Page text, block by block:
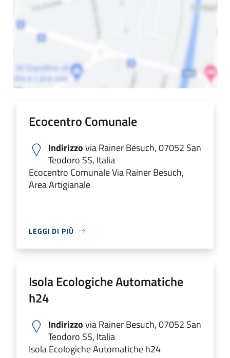
Ecocentro Comunale
Indirizzovia Rainer Besuch, 07052 San
Teodoro SS, Italia
Ecocentro Comunale Via Rainer Besuch,
Area Artigianale
LEGGI DI PIÙ
Isola Ecologiche Automatiche
h24
Indirizzovia Rainer Besuch, 07052 San
Teodoro SS, Italia
Isola Ecologiche Automatiche h24